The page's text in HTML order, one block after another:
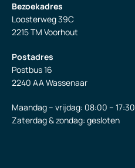
Bezoekadres
Loosterweg 39C
2215 TM Voorhout
Postadres
Postbus 16
2240 AA Wassenaar
Maandag – vrijdag: 08:00 – 17:30
Zaterdag & zondag: gesloten